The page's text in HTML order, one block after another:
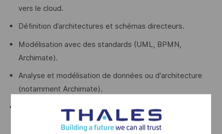
vers le cloud.
Définition d’architectures et schémas directeurs.
Modélisation avec des standards (UML, BPMN,
Archimate).
Analyse et modélisation de données ou d'architecture
(notamment Archimate).
Capacité à défendre des dossiers d’architecture auprès
des instances dirigeantes